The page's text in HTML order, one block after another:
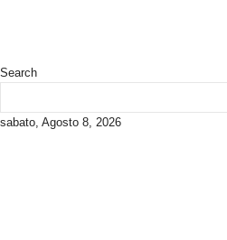
Search
sabato, Agosto 8, 2026